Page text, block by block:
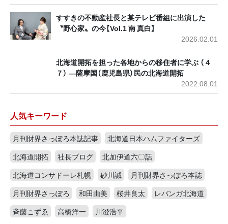
すすきの不動産社長と某テレビ番組に出演した
〝野心家〟の今【Vol.1 南 真白】
2026.02.01
北海道開拓を担った各地からの移住者に学ぶ （４
７） ―薩摩国（鹿児島県）民の北海道開拓
2022.08.01
人気キーワード
月刊財界さっぽろ本誌記事
北海道日本ハムファイターズ
北海道開拓
社長ブログ
北加伊道六〇話
北海道コンサドーレ札幌
砂川誠
月刊財界さっぽろ本誌
月刊財界さっぽろ
和田由美 桜井良太
レバンガ北海道
斉藤こずゑ
高橋洋一 川澄浩平